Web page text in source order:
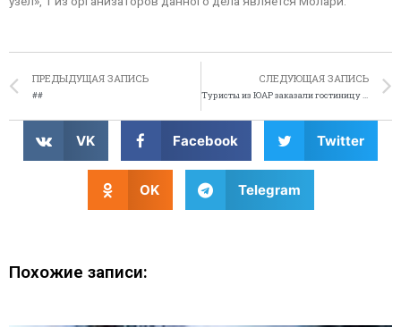
ПРЕДЫДУЩАЯ ЗАПИСЬ
##
СЛЕДУЮЩАЯ ЗАПИСЬ
Туристы из ЮАР заказали гостиницу не в той стране
VK Facebook Twitter
OK Telegram
Похожие записи: